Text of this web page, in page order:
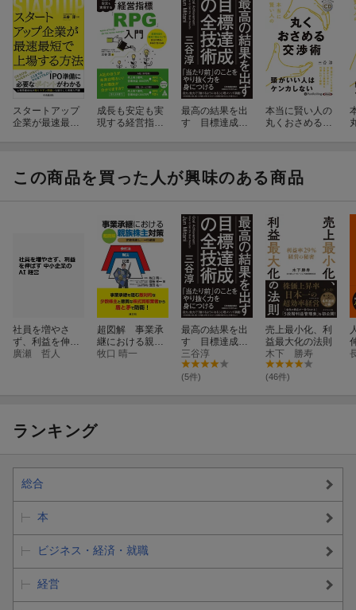
スタートアップ
企業が最速最短
成長も安定も実
現する経営指標
最高の結果を出
す 目標達成の
本当に賢い人の
丸くおさめる交
この商品を買った人が興味のある商品
社員を増やさ
ず、利益を伸ば
す 中小企業のAI
廣瀬 哲人
超図解 事業承
継における親族
株主対策 〈定
牧口 晴一
最高の結果を出
す 目標達成の
全技術
三谷淳
(5件)
売上最小化、利
益最大化の法則
木下 勝寿
(46件)
ランキング
総合
本
ビジネス・経済・就職
経営